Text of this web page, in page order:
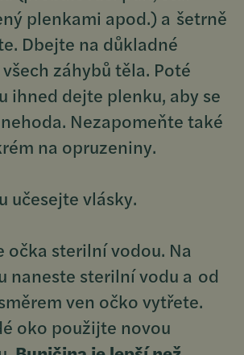
plenkami apod.) a šetrně
Dbejte na důkladné
záhybů těla. Poté
ihned dejte plenku, aby se
Nezapomeňte také
na opruzeniny.
učesejte vlásky.
očka sterilní vodou. Na
naneste sterilní vodu a od
ven očko vytřete.
oko použijte novou